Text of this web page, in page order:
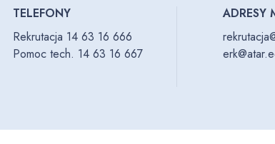
TELEFONY
Rekrutacja 14 63 16 666
Pomoc tech. 14 63 16 667
ADRESY